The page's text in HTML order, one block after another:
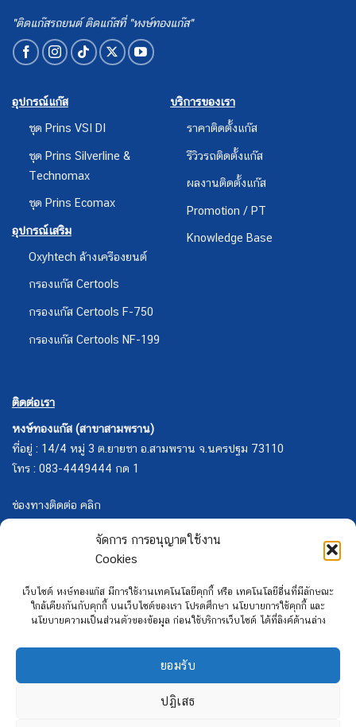
จัดการ การอนุญาตใช้งาน
Cookies
เว็บไซต์ หงษ์ทองแก๊ส มีการใช้งานเทคโนโลยีคุกกี้ หรือ เทคโนโลยีอื่นที่มีลักษณะ
ใกล้เคียงกันกับคุกกี้ บนเว็บไซต์ของเรา โปรดศึกษา นโยบายการใช้คุกกี้ และ
นโยบายความเป็นส่วนตัวของข้อมูล ก่อนใช้บริการเว็บไซต์ ได้ที่ลิงค์ด้านล่าง
ยอมรับ
ปฏิเสธ
"ติดแก๊สรถยนต์ ติดแก๊สที่ "หงษ์ทองแก๊ส"
อุปกรณ์แก๊ส
ชุด Prins VSI DI
ชุด Prins Silverline &
Technomax
ชุด Prins Ecomax
อุปกรณ์เสริม
Oxyhtech ล้างเครืองยนต์
กรองแก๊ส Certools
กรองแก๊ส Certools F-750
กรองแก๊ส Certools NF-199
บริการของเรา
ราคาติดตั้งแก๊ส
รีวิวรถติดตั้งแก๊ส
ผลงานติดตั้งแก๊ส
Promotion / PT
Knowledge Base
ติดต่อเรา
หงษ์ทองแก๊ส (สาขาสามพราน)
ที่อยู่ : 14/4 หมู่ 3 ต.ยายชา อ.สามพราน จ.นครปฐม 73110
โทร : 083-4449444 กด 1
ช่องทางติดต่อ คลิก